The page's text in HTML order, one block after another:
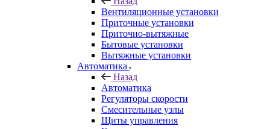
Вентиляционные установки
Приточные установки
Приточно-вытяжные
Бытовые установки
Вытяжные установки
Автоматика
Назад
Автоматика
Регуляторы скорости
Смесительные узлы
Щиты управления